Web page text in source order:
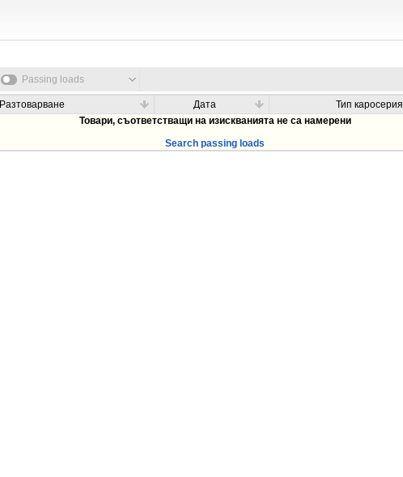
Passing loads
Разтоварване Дата Тип каросерия
Товари, съответстващи на изискванията не са намерени
Search passing loads